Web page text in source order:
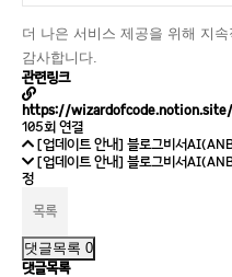
더 나은 서비스 제공을 위해 지
감사합니다.
관련링크
https://
105회 연결
[업데이트 안내] 블로그비서
[업데이트 안내] 블로그비서
정
목록
댓글목록 0
댓글목록